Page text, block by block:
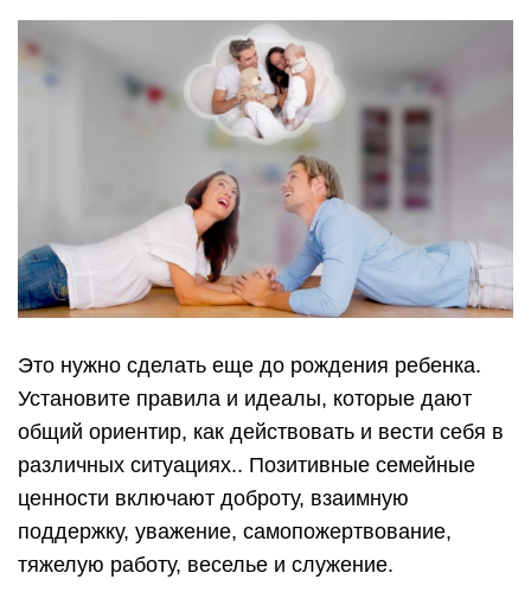
Это нужно сделать еще до рождения ребенка.
Установите правила и идеалы, которые дают
общий ориентир, как действовать и вести себя в
различных ситуациях.. Позитивные семейные
ценности включают доброту, взаимную
поддержку, уважение, самопожертвование,
тяжелую работу, веселье и служение.